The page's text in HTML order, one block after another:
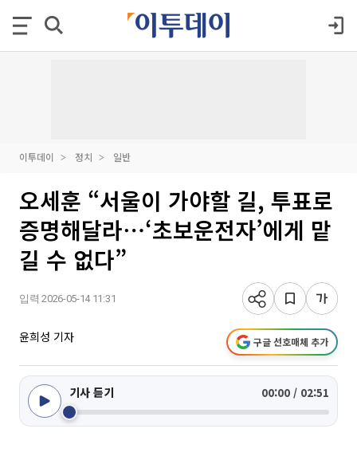
이투데이 정치 일반
오세훈 “서울이 가야할 길, 투표로
증명해달라⋯‘초보운전자’에게 맡
길 수 없다”
입력 2026-05-14 11:31
윤희성 기자 구글 선호매체 추가
기사 듣기 00:00 / 02:51